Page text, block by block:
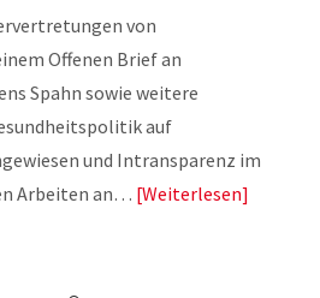
von
Offenen Brief an
Spahn sowie weitere
auf
und Intransparenz im
Arbeiten an… Weiterlesen